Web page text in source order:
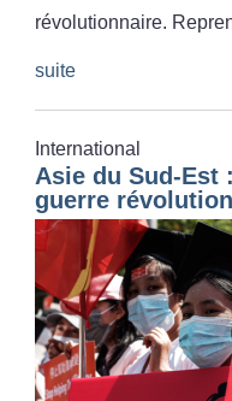
révolutionnaire.
suite
International
Asie du Sud-Est
guerre